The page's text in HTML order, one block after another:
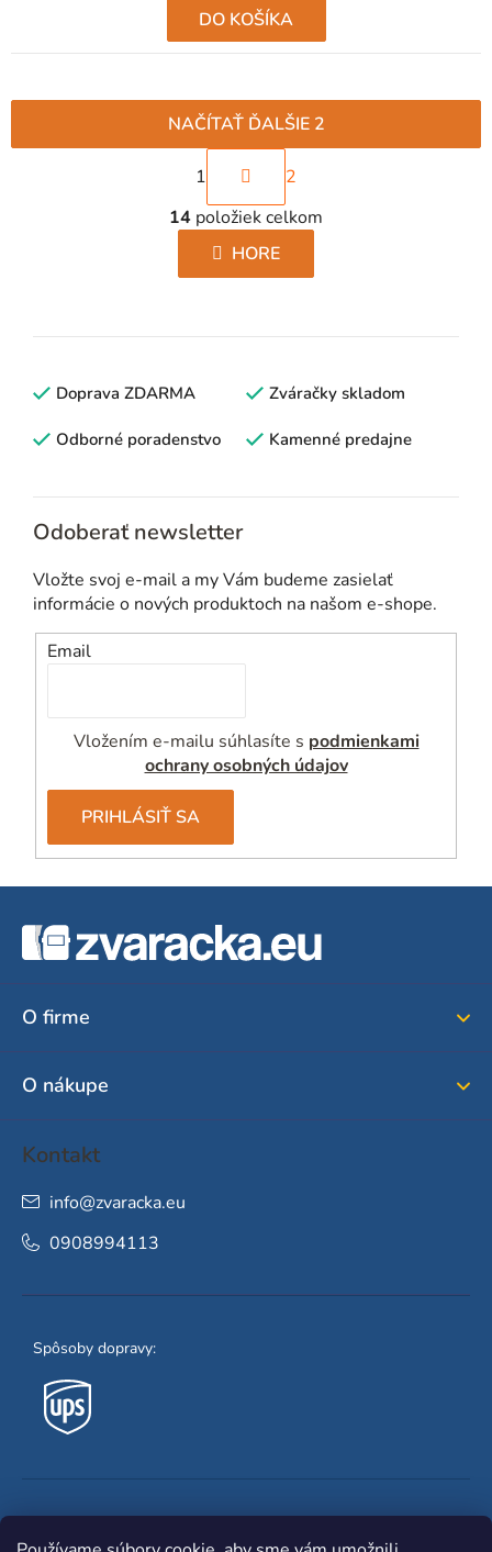
DO KOŠÍKA
O
v
l
á
a
p
v
ý
NAČÍTAŤ ĎALŠIE 2
S
t
r
á
n
v
n
e
1
2
14 položiek celkom
HORE
Doprava ZDARMA Zváračky skladom
Odborné poradenstvo Kamenné predajne
Odoberať newsletter
Vložte svoj e-mail a my Vám budeme zasielať
informácie o nových produktoch na našom e-shope.
Email
Vložením e-mailu súhlasíte s podmienkami
ochrany osobných údajov
PRIHLÁSIŤ SA
O firme
O nákupe
Kontakt
info@zvaracka.eu
0908994113
Spôsoby dopravy: